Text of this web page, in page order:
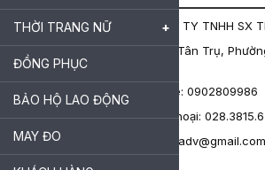
TRANG
NAM
THỜI
TRANG
NỮ
THỜI TRANG NỮ
ĐỒNG PHỤC
BẢO HỘ LAO ĐỘNG
MAY ĐO
CÔNG TY TNHH SX
30-32 Tân Trụ,
Hotline: 0902809986
Điện thoại:
leadincoadv@gmail.com